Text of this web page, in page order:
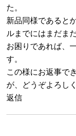
た。
新品同様であると
ルまでにはまだま
お困りであれば、
す。
この様にお返事で
が、どうぞよろし
返信